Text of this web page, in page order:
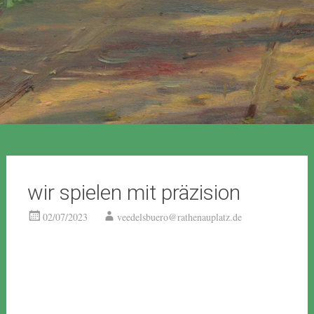
wir spielen mit präzision
02/07/2023 veedelsbuero@rathenauplatz.de